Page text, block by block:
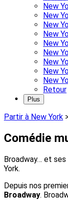
New
New
New
New
New
New
New
New
New
Retour
Plus
Partir à New York
Comédie
Broadway… et
York.
Depuis nos
Broadway.